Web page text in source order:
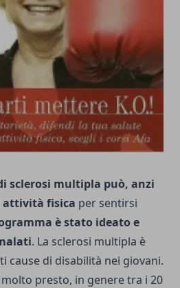
sclerosi multipla può, anzi
attività fisica per sentirsi
è stato ideato e
. La sclerosi multipla è
cause di disabilità nei giovani.
presto, in genere tra i 20